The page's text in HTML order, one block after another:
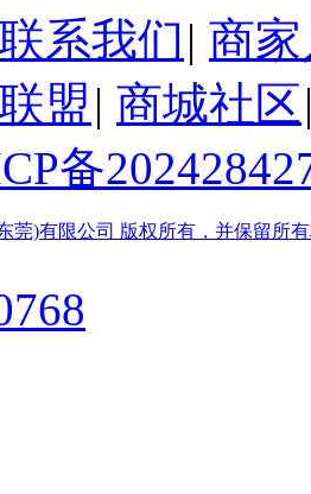
联系我们 | 商
盟 | 商城社区
备
莞)有限公司 版权所有，并保留所